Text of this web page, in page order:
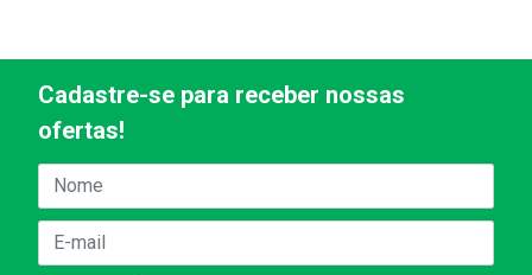
Cadastre-se para receber nossas
ofertas!